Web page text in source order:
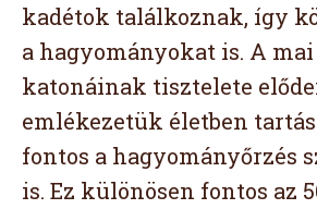
kadétok találkoznak, így
a hagyományokat is. A mai
katonáinak tisztelete
emlékezetük életben
fontos a hagyományőrzés
is. Ez különösen fontos az